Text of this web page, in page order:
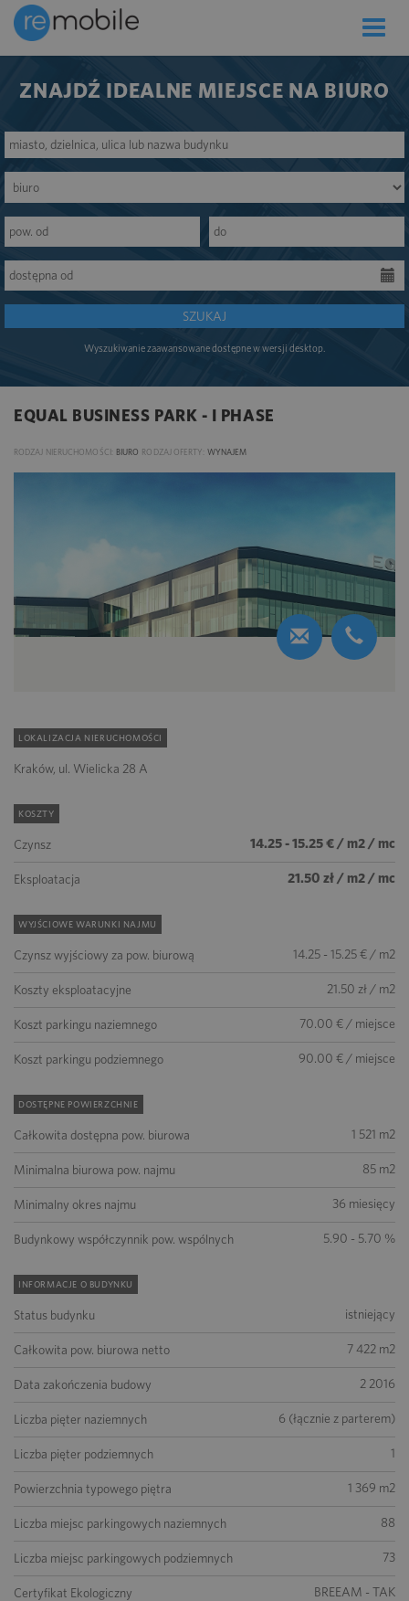
Toggle
ZNAJDŹ IDEALNE MIEJSCE NA BIURO
SZUKAJ
Wyszukiwanie zaawansowane dostępne w wersji desktop.
EQUAL BUSINESS PARK - I PHASE
RODZAJ NIERUCHOMOŚCI: BIURO RODZAJ OFERTY: WYNAJEM
LOKALIZACJA NIERUCHOMOŚCI
Kraków, ul. Wielicka 28 A
KOSZTY
Czynsz 14.25 - 15.25 € / m2 / mc
Eksploatacja 21.50 zł / m2 / mc
WYJŚCIOWE WARUNKI NAJMU
Czynsz wyjściowy za pow. biurową 14.25 - 15.25 € / m2
Koszty eksploatacyjne 21.50 zł / m2
Koszt parkingu naziemnego 70.00 € / miejsce
Koszt parkingu podziemnego 90.00 € / miejsce
DOSTĘPNE POWIERZCHNIE
Całkowita dostępna pow. biurowa 1 521 m2
Minimalna biurowa pow. najmu 85 m2
Minimalny okres najmu 36 miesięcy
Budynkowy współczynnik pow. wspólnych 5.90 - 5.70 %
INFORMACJE O BUDYNKU
Status budynku istniejący
Całkowita pow. biurowa netto 7 422 m2
Data zakończenia budowy 2 2016
Liczba pięter naziemnych 6 (łącznie z parterem)
Liczba pięter podziemnych 1
Powierzchnia typowego piętra 1 369 m2
Liczba miejsc parkingowych naziemnych 88
Liczba miejsc parkingowych podziemnych 73
Certyfikat Ekologiczny BREEAM - TAK